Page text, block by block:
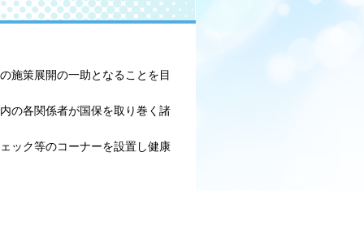
施策展開の一助となることを目
の各関係者が国保を取り巻く諸
ック等のコーナーを設置し健康